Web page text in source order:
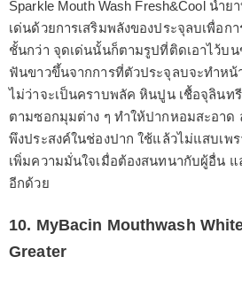
Sparkle Mouth Wash Fresh&Cool น้ำ
เด่นด้วยการเสริมพลังของประจุลบเพื่อก
ชั้นกว่า จุดเด่นนั้นก็ตามรูปที่ติดเอาไว้บน
ฟันขาวขึ้นจากการที่ตัวประจุลบจะทำห
ไม่ว่าจะเป็นคราบพลัค หินปูน เชื้อจุลินท
ตามซอกมุมต่าง ๆ ทำให้ปากหอมสะอาด
พึงประสงค์ในช่องปาก ใช้แล้วไม่แสบเพ
เพิ่มความมั่นใจเมื่อต้องสนทนากับผู้อื่น
อีกด้วย
10. MyBacin Mouthwash
Greater